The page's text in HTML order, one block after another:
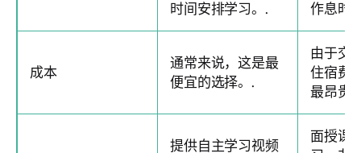
时间安排学习。.
作息时
成本
通常来说，这是最
便宜的选择。.
由于交
住宿费
最昂贵
提供自主学习视频
面授课